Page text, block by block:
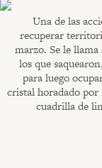
Una de las
recuperar
marzo. Se le llama
los que
para luego
cristal horadado por
cuadrilla de